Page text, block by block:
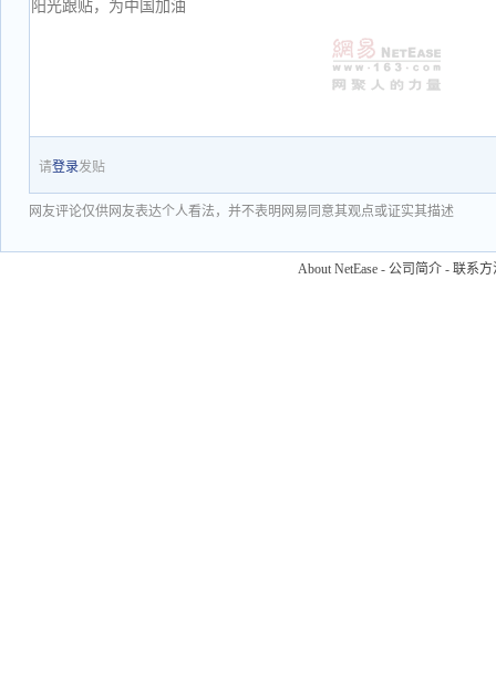
请登录发贴
网友评论仅供网友表达个人看法，并不表明网易同意其观点或证实其描述
About NetEase - 公司简介 - 联系方